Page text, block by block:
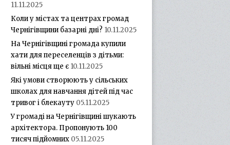
11.11.2025
Коли у містах та центрах громад
Чернігівщини базарні дні? 10.11.2025
На Чернігівщині громада купили
хати для переселенців з дітьми:
вільні місця ще є 10.11.2025
Які умови створюють у сільських
школах для навчання дітей під час
тривог і блекауту 05.11.2025
У громаді на Чернігівщині шукають
архітектора. Пропонують 100
тисяч підйомних 05.11.2025